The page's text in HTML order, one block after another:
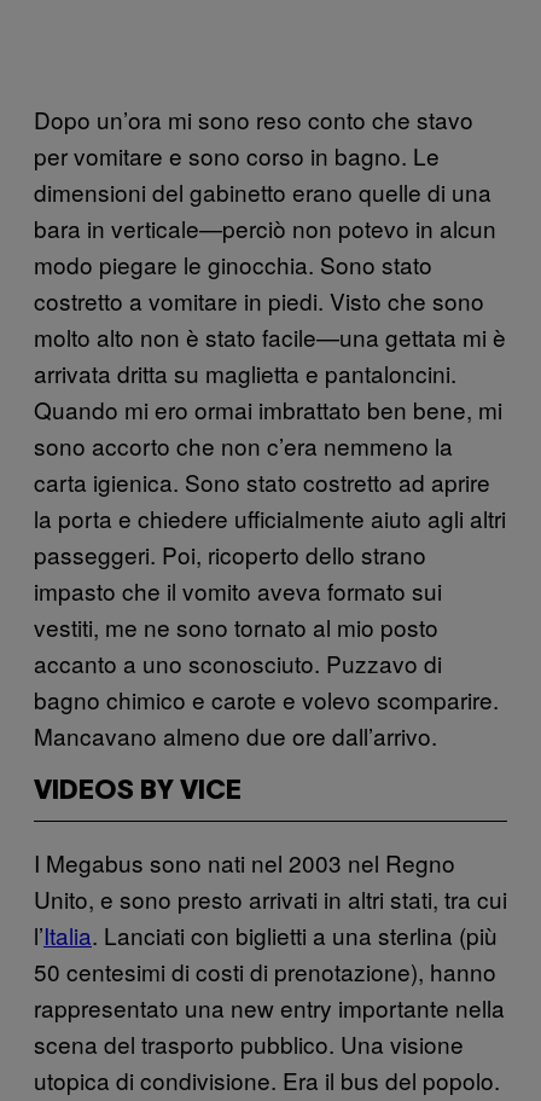
Dopo un’ora mi sono reso conto che stavo
per vomitare e sono corso in bagno. Le
dimensioni del gabinetto erano quelle di una
bara in verticale—perciò non potevo in alcun
modo piegare le ginocchia. Sono stato
costretto a vomitare in piedi. Visto che sono
molto alto non è stato facile—una gettata mi è
arrivata dritta su maglietta e pantaloncini.
Quando mi ero ormai imbrattato ben bene, mi
sono accorto che non c’era nemmeno la
carta igienica. Sono stato costretto ad aprire
la porta e chiedere ufficialmente aiuto agli altri
passeggeri. Poi, ricoperto dello strano
impasto che il vomito aveva formato sui
vestiti, me ne sono tornato al mio posto
accanto a uno sconosciuto. Puzzavo di
bagno chimico e carote e volevo scomparire.
Mancavano almeno due ore dall’arrivo.
VIDEOS BY VICE
I Megabus sono nati nel 2003 nel Regno
Unito, e sono presto arrivati in altri stati, tra cui
l’Italia. Lanciati con biglietti a una sterlina (più
50 centesimi di costi di prenotazione), hanno
rappresentato una new entry importante nella
scena del trasporto pubblico. Una visione
utopica di condivisione. Era il bus del popolo.